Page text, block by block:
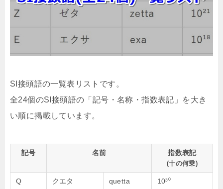
SI接頭語の一覧表リストです。
全24個のSI接頭語の「記号・名称・指数表記」を大き
い順に掲載しています。
記号 名前 指数表記
(十の何乗)
Q クエタ quetta 10³⁰